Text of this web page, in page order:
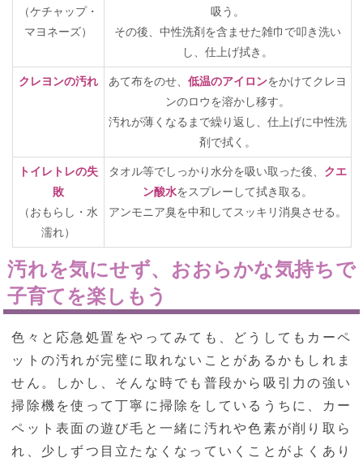
（ケチャップ・
マヨネーズ）
吸う。
その後、中性洗剤を含ませた雑巾で叩き洗い
し、仕上げ拭き。
クレヨンの汚れ あて布をのせ、 低温のアイロンをかけてクレヨ
ンのロウを溶かし移す。
汚れが薄くなるまで繰り返し、仕上げに中性洗
剤で拭く。
トイレトレの失
敗
（おもらし・水
濡れ）
タオル等でしっかり水分を吸い取った後、 クエ
ン酸水をスプレーして拭き取る。
アンモニア臭を中和してスッキリ消臭させる。
汚れを気にせず、おおらかな気持ちで
子育てを楽しもう
色々と応急処置をやってみても、どうしてもカーペ
ットの汚れが完璧に取れないことがあるかもしれま
せん。しかし、そんな時でも普段から吸引力の強い
掃除機を使って丁寧に掃除をしているうちに、カー
ペット表面の遊び毛と一緒に汚れや色素が削り取ら
れ、少しずつ目立たなくなっていくことがよくあり